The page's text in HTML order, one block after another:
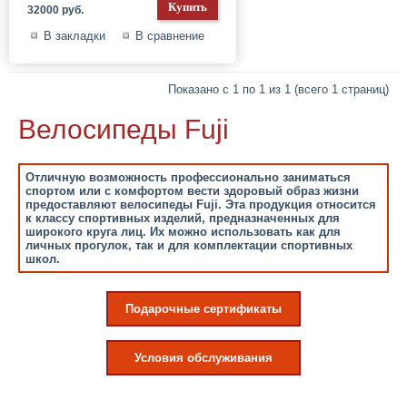
32000 руб.
В закладки В сравнение
Показано с 1 по 1 из 1 (всего 1 страниц)
Велосипеды Fuji
Отличную возможность профессионально заниматься
спортом или с комфортом вести здоровый образ жизни
предоставляют велосипеды Fuji. Эта продукция относится
к классу спортивных изделий, предназначенных для
широкого круга лиц. Их можно использовать как для
личных прогулок, так и для комплектации спортивных
школ.
Подарочные сертификаты
Условия обслуживания